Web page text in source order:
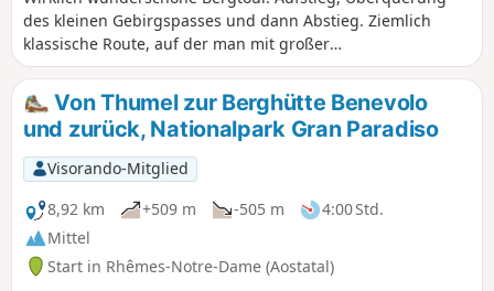
des kleinen Gebirgspasses und dann Abstieg. Ziemlich
klassische Route, auf der man mit großer
Wahrscheinlichkeit Tiere wie Gämsen und Murmeltiere
sehen kann. Diese Tour kann in beide Richtungen
unternommen werden, aber in der angegebenen Richtung
hat man bei der Ankunft am kleinen Gebirgspass eine
beeindruckende Aussicht.
Von Thumel zur Berghütte Benevolo
und zurück, Nationalpark Gran Paradiso
Visorando-Mitglied
8,92 km
+509 m -505 m
4:00 Std.
Mittel
Start in Rhêmes-Notre-Dame (Aostatal)